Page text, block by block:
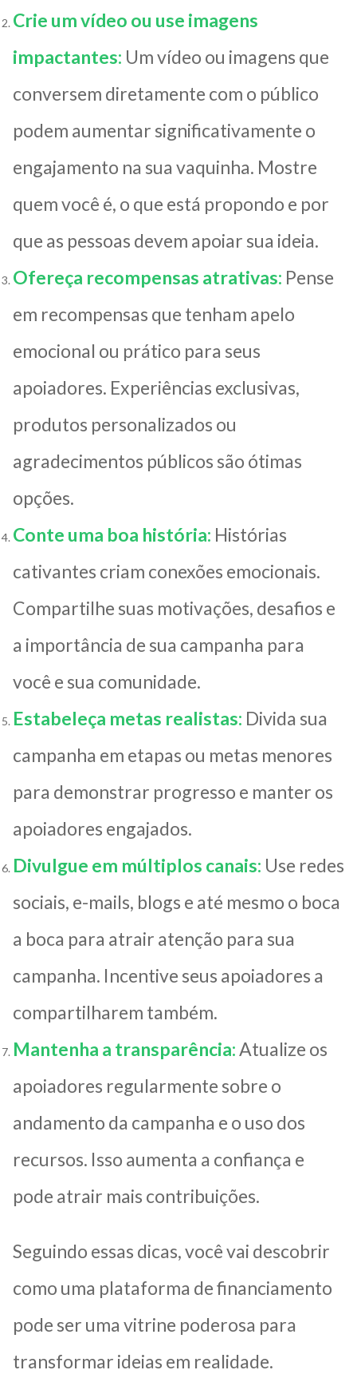
Crie um vídeo ou use imagens
impactantes: Um vídeo ou imagens que
conversem diretamente com o público
podem aumentar significativamente o
engajamento na sua vaquinha. Mostre
quem você é, o que está propondo e por
que as pessoas devem apoiar sua ideia.
Ofereça recompensas atrativas: Pense
em recompensas que tenham apelo
emocional ou prático para seus
apoiadores. Experiências exclusivas,
produtos personalizados ou
agradecimentos públicos são ótimas
opções.
Conte uma boa história: Histórias
cativantes criam conexões emocionais.
Compartilhe suas motivações, desafios e
a importância de sua campanha para
você e sua comunidade.
Estabeleça metas realistas: Divida sua
campanha em etapas ou metas menores
para demonstrar progresso e manter os
apoiadores engajados.
Divulgue em múltiplos canais: Use redes
sociais, e-mails, blogs e até mesmo o boca
a boca para atrair atenção para sua
campanha. Incentive seus apoiadores a
compartilharem também.
Mantenha a transparência:Atualize os
apoiadores regularmente sobre o
andamento da campanha e o uso dos
recursos. Isso aumenta a confiança e
pode atrair mais contribuições.
Seguindo essas dicas, você vai descobrir
como uma plataforma de financiamento
pode ser uma vitrine poderosa para
transformar ideias em realidade.